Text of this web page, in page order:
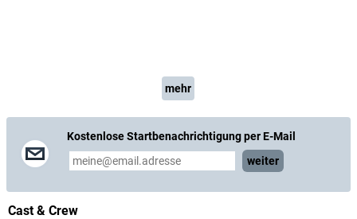
mehr
Kostenlose Startbenachrichtigung per E-Mail
weiter
Cast & Crew